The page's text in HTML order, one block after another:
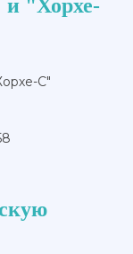
и "Хорхе-
С"